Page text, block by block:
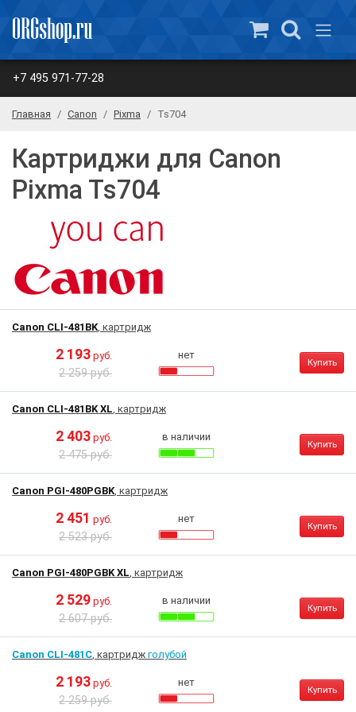
+7 495 971-77-28
Главная Canon Pixma Ts704
Картриджи для Canon
Pixma Ts704
Canon CLI-481BK, картридж
2 193 руб.
2 259 руб.
нет
Купить
Canon CLI-481BK XL, картридж
2 403 руб.
2 475 руб.
в наличии
Купить
Canon PGI-480PGBK, картридж
2 451 руб.
2 523 руб.
нет
Купить
Canon PGI-480PGBK XL, картридж
2 529 руб.
2 607 руб.
в наличии
Купить
Canon CLI-481C, картридж голубой
2 193 руб.
2 259 руб.
нет
Купить